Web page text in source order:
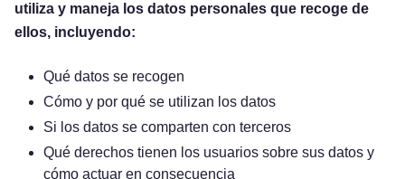
utiliza y maneja los datos personales que recoge de
ellos, incluyendo:
Qué datos se recogen
Cómo y por qué se utilizan los datos
Si los datos se comparten con terceros
Qué derechos tienen los usuarios sobre sus datos y
cómo actuar en consecuencia